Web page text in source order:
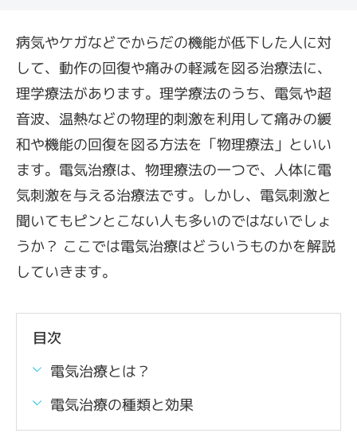
病気やケガなどでからだの機能が低下した人に対
して、動作の回復や痛みの軽減を図る治療法に、
理学療法があります。理学療法のうち、電気や超
音波、温熱などの物理的刺激を利用して痛みの緩
和や機能の回復を図る方法を「物理療法」といい
ます。電気治療は、物理療法の一つで、人体に電
気刺激を与える治療法です。しかし、電気刺激と
聞いてもピンとこない人も多いのではないでしょ
うか？ ここでは電気治療はどういうものかを解説
していきます。
目次
電気治療とは？
電気治療の種類と効果